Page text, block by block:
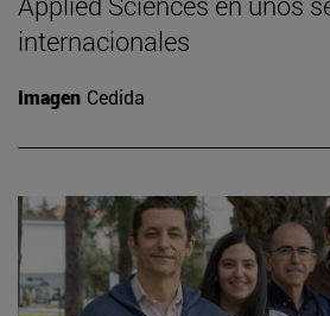
internacionales
Imagen Cedida